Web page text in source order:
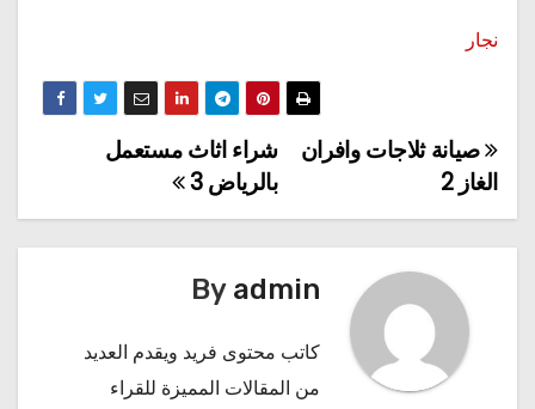
نجار
تصفّح
المقالات
شراء اثاث مستعمل
بالرياض 3
صيانة ثلاجات وافران
الغاز 2
By admin
كاتب محتوى فريد ويقدم العديد
من المقالات المميزة للقراء